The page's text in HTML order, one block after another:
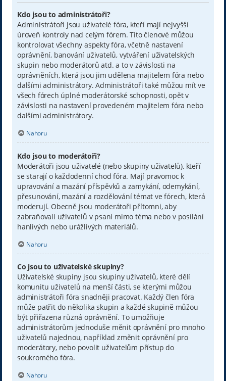
Kdo jsou to administrátoři?
Administrátoři jsou uživatelé fóra, kteří mají nejvyšší
úroveň kontroly nad celým fórem. Tito členové můžou
kontrolovat všechny aspekty fóra, včetně nastavení
oprávnění, banování uživatelů, vytváření uživatelských
skupin nebo moderátorů atd. a to v závislosti na
oprávněních, která jsou jim udělena majitelem fóra nebo
dalšími administrátory. Administrátoři také můžou mít ve
všech fórech úplné moderátorské schopnosti, opět v
závislosti na nastavení provedeném majitelem fóra nebo
dalšími administrátory.
Nahoru
Kdo jsou to moderátoři?
Moderátoři jsou uživatelé (nebo skupiny uživatelů), kteří
se starají o každodenní chod fóra. Mají pravomoc k
upravování a mazání příspěvků a zamykání, odemykání,
přesunování, mazání a rozdělování témat ve fórech, která
moderují. Obecně jsou moderátoři přítomni, aby
zabraňovali uživatelů v psaní mimo téma nebo v posílání
hanlivých nebo urážlivých materiálů.
Nahoru
Co jsou to uživatelské skupiny?
Uživatelské skupiny jsou skupiny uživatelů, které dělí
komunitu uživatelů na menší části, se kterými můžou
administrátoři fóra snadněji pracovat. Každý člen fóra
může patřit do několika skupin a každé skupině můžou
být přiřazena různá oprávnění. To umožňuje
administrátorům jednoduše měnit oprávnění pro mnoho
uživatelů najednou, například změnit oprávnění pro
moderátory, nebo povolit uživatelům přístup do
soukromého fóra.
Nahoru